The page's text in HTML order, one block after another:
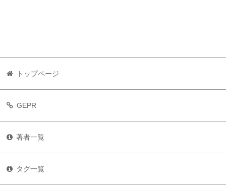
トップページ
GEPR
著者一覧
タグ一覧